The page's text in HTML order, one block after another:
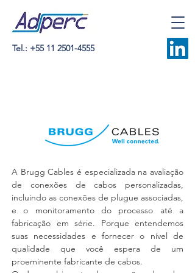
Tel.: +55 11 2501-4555
A Brugg Cables é especializada na avaliação
de conexões de cabos personalizadas,
incluindo as conexões de plugue associadas,
e o monitoramento do processo até a
fabricação em série. Porque entendemos
suas necessidades e fornecer o nível de
qualidade que você espera de um
proeminente fabricante de cabos.